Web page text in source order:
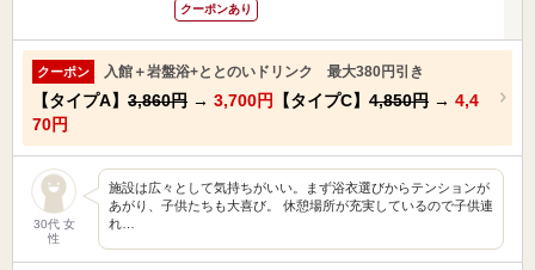
クーポンあり
クーポン 入館＋岩盤浴+ととのいドリンク 最大380円引き
【タイプA】 3,860円 → 3,700円 【タイプC】 4,850円 → 4,4
70円
30代 女
性
施設は広々として気持ちがいい。まず浴衣選びからテンションが
あがり、子供たちも大喜び。 休憩場所が充実しているので子供連
れ…